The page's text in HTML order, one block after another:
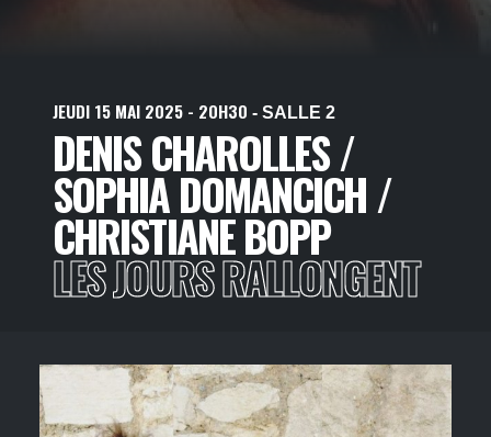
JEUDI 15 MAI 2025 - 20H30 - SALLE 2
DENIS CHAROLLES /
SOPHIA DOMANCICH /
CHRISTIANE BOPP
LES JOURS RALLONGENT